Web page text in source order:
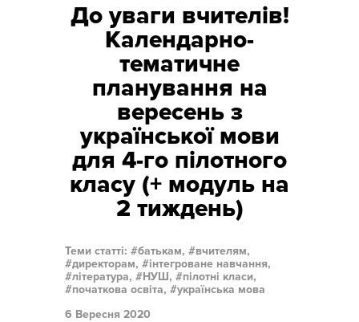
До уваги вчителів!
Календарно-
тематичне
планування на
вересень з
української мови
для 4-го пілотного
класу (+ модуль на
2 тиждень)
Теми статті: батькам,
вчителям,
директорам,
інтегроване навчання,
література,
НУШ,
пілотні класи,
початкова освіта,
українська мова
6 Вересня 2020